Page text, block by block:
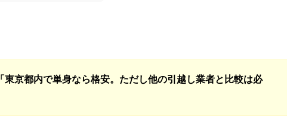
「東京都内で単身なら格安。ただし他の引越し業者と比較は必